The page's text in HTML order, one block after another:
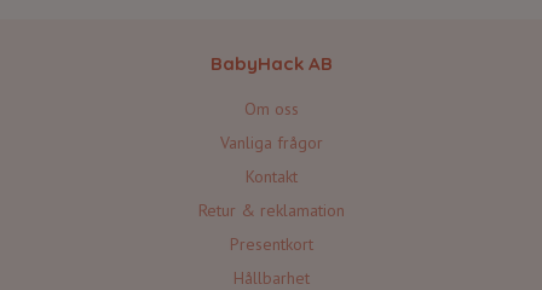
BabyHack AB
Om oss
Vanliga frågor
Kontakt
Retur & reklamation
Presentkort
Hållbarhet